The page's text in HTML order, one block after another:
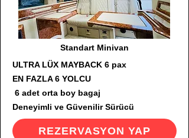
Standart Minivan
ULTRA LÜX MAYBACK 6 pax
EN FAZLA 6 YOLCU
6 adet orta boy bagaj
Deneyimli ve Güvenilir Sürücü
REZERVASYON YAP